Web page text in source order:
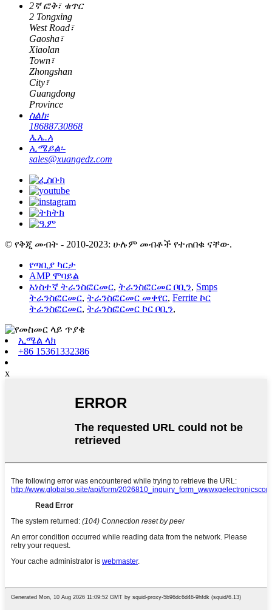
2ኛ ፎቅ፣ ቁጥር
2 Tongxing
West Road፣
Gaosha፣
Xiaolan
Town፣
Zhongshan
City፣
Guangdong
Province
ስልክ፡
18688730868
እ.ኤ.አ
ኢሜይል፡-
sales@xuangedz.com
© የቅጂ መብት - 2010-2023: ሁሉም መብቶች የተጠበቁ ናቸው.
የጣቢያ ካርታ
AMP ሞባይል
አነስተኛ ትራንስፎርመር, ትራንስፎርመር ቦቢን, Smps
ትራንስፎርመር, ትራንስፎርመር መቀየር, Ferrite ኮር
ትራንስፎርመር, ትራንስፎርመር ኮር ቦቢን,
ኢሜል ላክ
+86 15361332386
x